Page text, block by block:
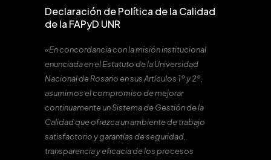
Declaración de Política de la Calidad
de la FAPyD UNR
«En concordancia con la misión institucional
enunciada en el Estatuto de la Universidad
Nacional de Rosario en sus Artículos 1º y 2º,
asumimos el compromiso de mejorar
continuamente un Sistema de Gestión de la
Calidad que ofrezca un ambiente de trabajo
satisfactorio y garantías de seguridad,
transparencia y eficacia de los procesos